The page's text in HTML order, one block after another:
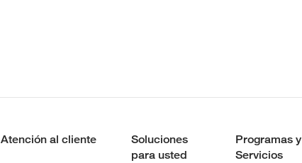
Atención al cliente
Soluciones
para usted
Programas y
Servicios